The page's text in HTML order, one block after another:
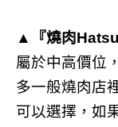
▲『燒肉
屬於中高價位
多一般燒肉店
可以選擇，如